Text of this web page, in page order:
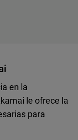
en la
le ofrece la
para